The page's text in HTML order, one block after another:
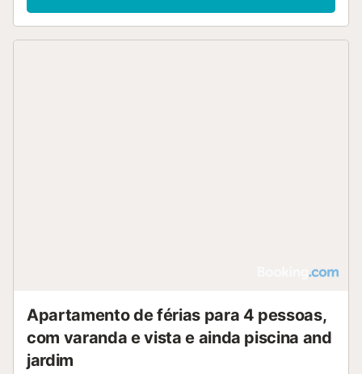
Apartamento de férias para 4 pessoas,
com varanda e vista e ainda piscina and
jardim